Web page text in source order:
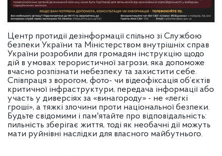
Центр протидії дезінформації спільно зі Службою
безпеки України та Міністерством внутрішніх справ
України розробили для громадян інструкцію щодо
дій в умовах терористичної загрози, яка допоможе
вчасно розпізнати небезпеку та захистити себе.
Співпраця з ворогом, фото- чи відеофіксація об’єктів
критичної інфраструктури, передача інформації або
участь у диверсіях за «винагороду» - не «легкі
гроші», а тяжкі злочини проти національної безпеки.
Будьте свідомими і пам'ятайте про відповідальність:
пильність зберігає життя, тоді як необачні дії можуть
мати руйнівні наслідки для власного майбутнього.